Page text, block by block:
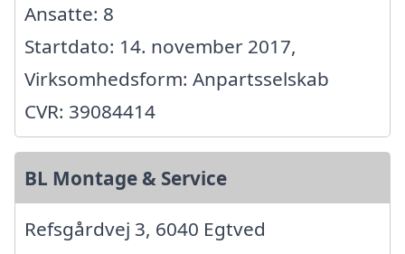
Ansatte: 8
Startdato: 14. november 2017,
Virksomhedsform: Anpartsselskab
CVR: 39084414
BL Montage & Service
Refsgårdvej 3, 6040 Egtved